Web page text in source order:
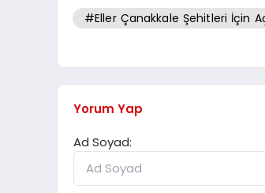
#Eller Çanakkale Şehitleri İçin
Yorum Yap
Ad Soyad: